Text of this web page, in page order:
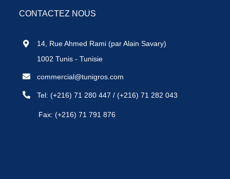
CONTACTEZ NOUS
14, Rue Ahmed Rami (par Alain Savary)
1002 Tunis - Tunisie
commercial@tunigros.com
Tel:(+216) 71 280 447 /(+216) 71 282 043
Fax: (+216) 71 791 876